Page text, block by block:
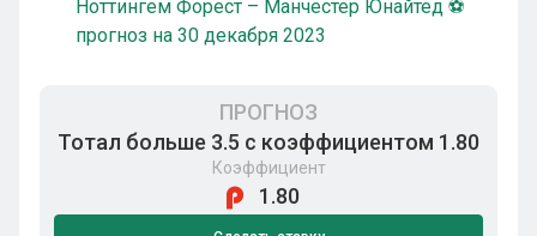
Ноттингем Форест – Манчестер Юнайтед ⚽
прогноз на 30 декабря 2023
ПРОГНОЗ
Тотал больше 3.5 с коэффициентом 1.80
Коэффициент
1.80